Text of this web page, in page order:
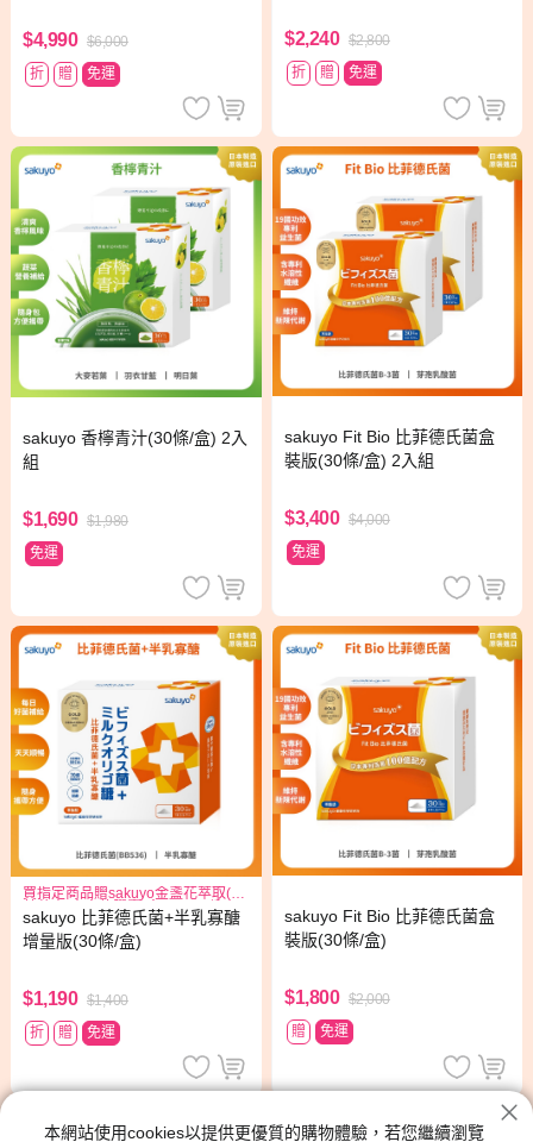
$4,990 $6,000
折
贈 免運
$2,240 $2,800
折
贈 免運
sakuyo 香檸青汁(30條/盒) 2入
組
$1,690 $1,980
免運
sakuyo Fit Bio 比菲德氏菌盒
裝版(30條/盒) 2入組
$3,400 $4,000
免運
買指定商品贈sakuyo金盞花萃取(含
葉黃素)素食軟膠囊(食品)三日份*1
sakuyo 比菲德氏菌+半乳寡醣
增量版(30條/盒)
$1,190 $1,400
折
贈 免運
sakuyo Fit Bio 比菲德氏菌盒
裝版(30條/盒)
$1,800 $2,000
贈
免運
消化順暢
本網站使用cookies以提供更優質的購物體驗，若您繼續瀏覽